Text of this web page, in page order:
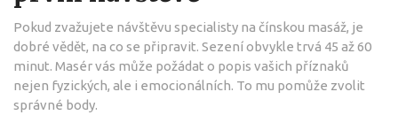
Pokud zvažujete návštěvu specialisty na čínskou masáž, je
dobré vědět, na co se připravit. Sezení obvykle trvá 45 až 60
minut. Masér vás může požádat o popis vašich příznaků
nejen fyzických, ale i emocionálních. To mu pomůže zvolit
správné body.